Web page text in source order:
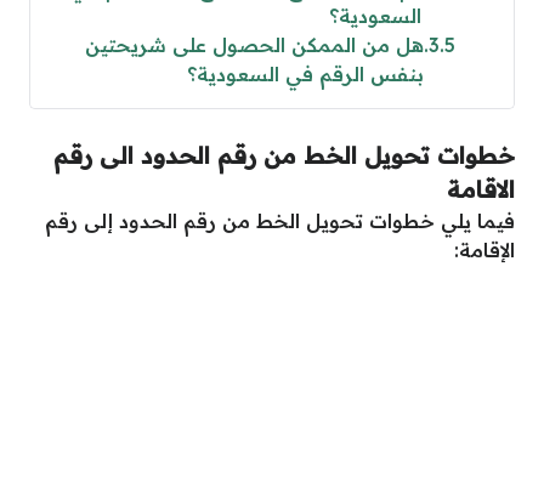
السعودية؟
3.5 هل من الممكن الحصول على شريحتين
بنفس الرقم في السعودية؟
خطوات تحويل الخط من رقم الحدود الى رقم
الاقامة
فيما يلي خطوات تحويل الخط من رقم الحدود إلى رقم
الإقامة: